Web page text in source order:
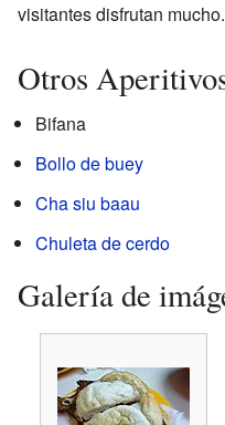
visitantes disfrutan mucho.
Otros
Bifana
Bollo de buey
Cha siu baau
Chuleta de cerdo
Galería de